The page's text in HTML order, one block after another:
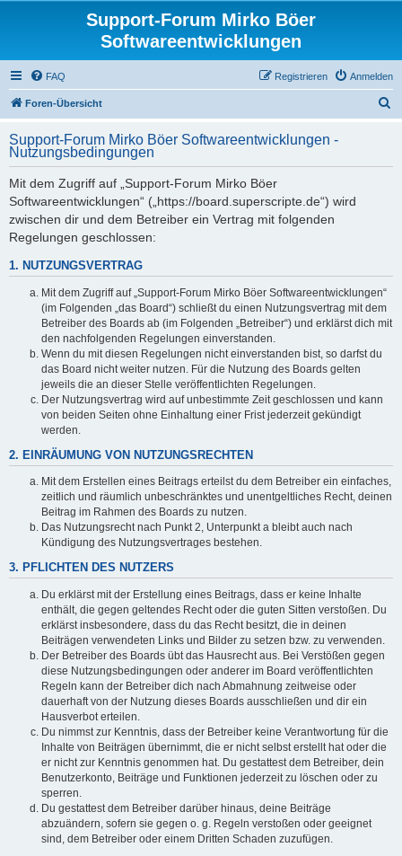
Support-Forum Mirko Böer
Softwareentwicklungen
FAQ Anmelden
Registrieren
Foren-Übersicht
h
Support-Forum Mirko Böer Softwareentwicklungen -
Nutzungsbedingungen
Mit dem Zugriff auf „Support-Forum Mirko Böer
Softwareentwicklungen“ („https://board.superscripte.de“) wird
zwischen dir und dem Betreiber ein Vertrag mit folgenden
Regelungen geschlossen:
1. NUTZUNGSVERTRAG
Mit dem Zugriff auf „Support-Forum Mirko Böer Softwareentwicklungen“
(im Folgenden „das Board“) schließt du einen Nutzungsvertrag mit dem
Betreiber des Boards ab (im Folgenden „Betreiber“) und erklärst dich mit
den nachfolgenden Regelungen einverstanden.
Wenn du mit diesen Regelungen nicht einverstanden bist, so darfst du
das Board nicht weiter nutzen. Für die Nutzung des Boards gelten
jeweils die an dieser Stelle veröffentlichten Regelungen.
Der Nutzungsvertrag wird auf unbestimmte Zeit geschlossen und kann
von beiden Seiten ohne Einhaltung einer Frist jederzeit gekündigt
werden.
2. EINRÄUMUNG VON NUTZUNGSRECHTEN
Mit dem Erstellen eines Beitrags erteilst du dem Betreiber ein einfaches,
zeitlich und räumlich unbeschränktes und unentgeltliches Recht, deinen
Beitrag im Rahmen des Boards zu nutzen.
Das Nutzungsrecht nach Punkt 2, Unterpunkt a bleibt auch nach
Kündigung des Nutzungsvertrages bestehen.
3. PFLICHTEN DES NUTZERS
Du erklärst mit der Erstellung eines Beitrags, dass er keine Inhalte
enthält, die gegen geltendes Recht oder die guten Sitten verstoßen. Du
erklärst insbesondere, dass du das Recht besitzt, die in deinen
Beiträgen verwendeten Links und Bilder zu setzen bzw. zu verwenden.
Der Betreiber des Boards übt das Hausrecht aus. Bei Verstößen gegen
diese Nutzungsbedingungen oder anderer im Board veröffentlichten
Regeln kann der Betreiber dich nach Abmahnung zeitweise oder
dauerhaft von der Nutzung dieses Boards ausschließen und dir ein
Hausverbot erteilen.
Du nimmst zur Kenntnis, dass der Betreiber keine Verantwortung für die
Inhalte von Beiträgen übernimmt, die er nicht selbst erstellt hat oder die
er nicht zur Kenntnis genommen hat. Du gestattest dem Betreiber, dein
Benutzerkonto, Beiträge und Funktionen jederzeit zu löschen oder zu
sperren.
Du gestattest dem Betreiber darüber hinaus, deine Beiträge
abzuändern, sofern sie gegen o. g. Regeln verstoßen oder geeignet
sind, dem Betreiber oder einem Dritten Schaden zuzufügen.